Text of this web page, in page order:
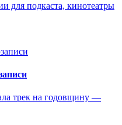
для подкаста, кинотеатры